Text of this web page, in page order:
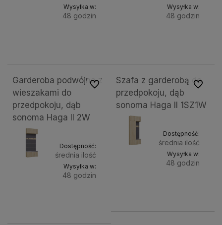
Wysyłka w:
48 godzin
Wysyłka w:
48 godzin
Garderoba podwójna z
wieszakami do
przedpokoju, dąb
sonoma Haga II 2W
Dostępność:
średnia ilość
Wysyłka w:
48 godzin
koszyka
Do ulubionychSzafa z garderobą do
przedpokoju, dąb
sonoma Haga II 1SZ1W
Dostępność:
średnia ilość
Wysyłka w:
48 godzin
Do